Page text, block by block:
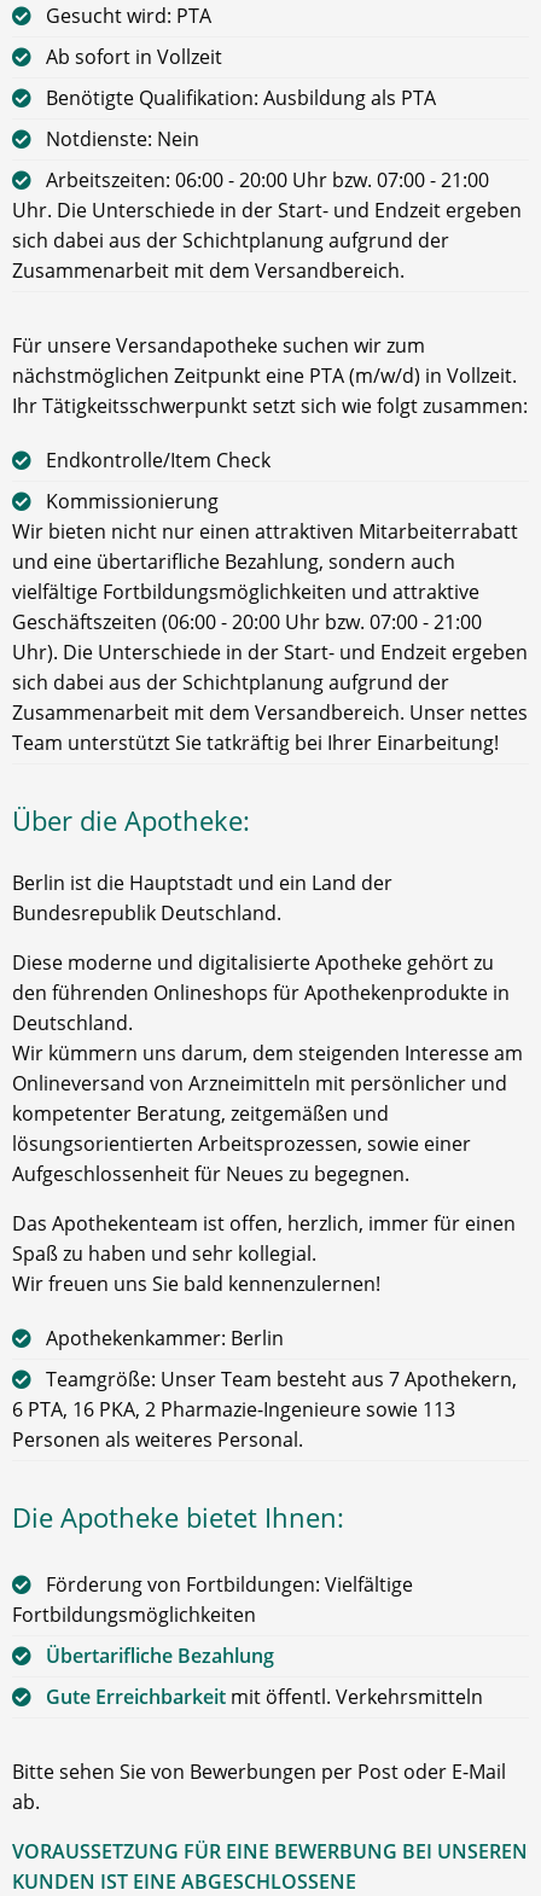
Gesucht wird: PTA
Ab sofort in Vollzeit
Benötigte Qualifikation: Ausbildung als PTA
Notdienste: Nein
Arbeitszeiten: 06:00 - 20:00 Uhr bzw. 07:00 - 21:00
Uhr. Die Unterschiede in der Start- und Endzeit ergeben
sich dabei aus der Schichtplanung aufgrund der
Zusammenarbeit mit dem Versandbereich.
Für unsere Versandapotheke suchen wir zum
nächstmöglichen Zeitpunkt eine PTA (m/w/d) in Vollzeit.
Ihr Tätigkeitsschwerpunkt setzt sich wie folgt zusammen:
Endkontrolle/Item Check
Kommissionierung
Wir bieten nicht nur einen attraktiven Mitarbeiterrabatt
und eine übertarifliche Bezahlung, sondern auch
vielfältige Fortbildungsmöglichkeiten und attraktive
Geschäftszeiten (06:00 - 20:00 Uhr bzw. 07:00 - 21:00
Uhr). Die Unterschiede in der Start- und Endzeit ergeben
sich dabei aus der Schichtplanung aufgrund der
Zusammenarbeit mit dem Versandbereich. Unser nettes
Team unterstützt Sie tatkräftig bei Ihrer Einarbeitung!
Über die Apotheke:
Berlin ist die Hauptstadt und ein Land der
Bundesrepublik Deutschland.
Diese moderne und digitalisierte Apotheke gehört zu
den führenden Onlineshops für Apothekenprodukte in
Deutschland.
Wir kümmern uns darum, dem steigenden Interesse am
Onlineversand von Arzneimitteln mit persönlicher und
kompetenter Beratung, zeitgemäßen und
lösungsorientierten Arbeitsprozessen, sowie einer
Aufgeschlossenheit für Neues zu begegnen.
Das Apothekenteam ist offen, herzlich, immer für einen
Spaß zu haben und sehr kollegial.
Wir freuen uns Sie bald kennenzulernen!
Apothekenkammer: Berlin
Teamgröße: Unser Team besteht aus 7 Apothekern,
6 PTA, 16 PKA, 2 Pharmazie-Ingenieure sowie 113
Personen als weiteres Personal.
Die Apotheke bietet Ihnen:
Förderung von Fortbildungen: Vielfältige
Fortbildungsmöglichkeiten
Übertarifliche Bezahlung
Gute Erreichbarkeit mit öffentl. Verkehrsmitteln
Bitte sehen Sie von Bewerbungen per Post oder E-Mail
ab.
VORAUSSETZUNG FÜR EINE BEWERBUNG BEI UNSEREN
KUNDEN IST EINE ABGESCHLOSSENE